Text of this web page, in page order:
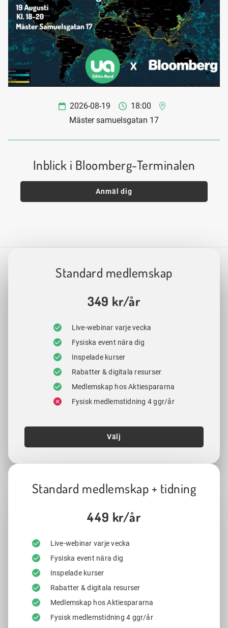
2026-08-19
18:00
Mäster samuelsgatan 17
Inblick i Bloomberg-Terminalen
Anmäl dig
Standard medlemskap
349 kr/år
Live-webinar varje vecka
Fysiska event nära dig
Inspelade kurser
Rabatter & digitala resurser
Medlemskap hos Aktiespararna
Fysisk medlemstidning 4 ggr/år
Välj
Standard medlemskap + tidning
449 kr/år
Live-webinar varje vecka
Fysiska event nära dig
Inspelade kurser
Rabatter & digitala resurser
Medlemskap hos Aktiespararna
Fysisk medlemstidning 4 ggr/år